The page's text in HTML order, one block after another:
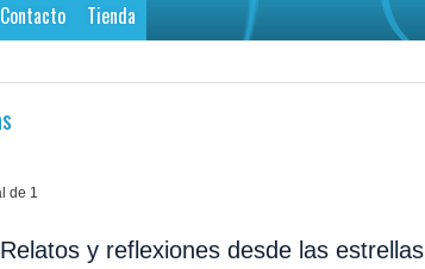
Contacto Tienda
de 1
Relatos y reflexiones desde las estrellas